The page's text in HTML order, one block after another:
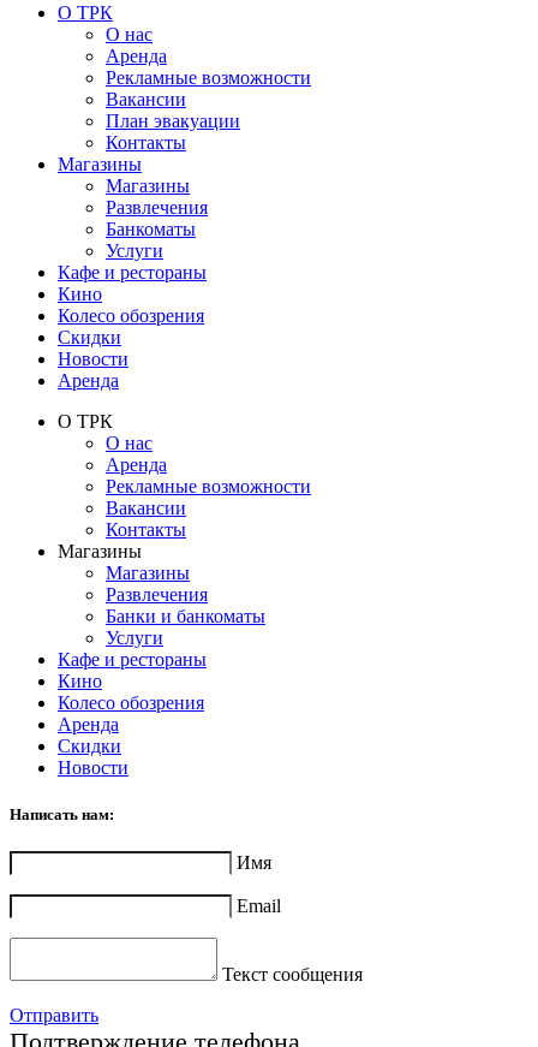
О ТРК
О нас
Аренда
Рекламные возможности
Вакансии
План эвакуации
Контакты
Магазины
Магазины
Развлечения
Банкоматы
Услуги
Кафе и рестораны
Кино
Колесо обозрения
Скидки
Новости
Аренда
О ТРК
О нас
Аренда
Рекламные возможности
Вакансии
Контакты
Магазины
Магазины
Развлечения
Банки и банкоматы
Услуги
Кафе и рестораны
Кино
Колесо обозрения
Аренда
Скидки
Новости
Написать нам:
Имя
Email
Текст сообщения
Отправить